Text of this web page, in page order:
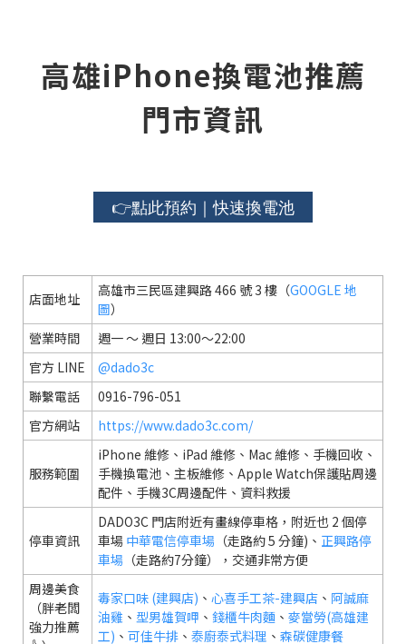
高雄iPhone換電池推薦
門市資訊
👉點此預約｜快速換電池
店面地址 高雄市三民區建興路 466 號 3 樓（GOOGLE 地
圖）
營業時間
週一 ～ 週日 13:00～22:00
官方 LINE
@dado3c
聯繫電話
0916-796-051
官方網站
https://www.dado3c.com/
服務範圍
iPhone 維修、iPad 維修、Mac 維修、手機回收、
手機換電池、主板維修、Apple Watch保護貼周邊
配件、手機3C周邊配件、資料救援
停車資訊
DADO3C 門店附近有畫線停車格，附近也 2 個停
車場 中華電信停車場 （走路約 5 分鐘)、 正興路停
車場 （走路約7分鐘），交通非常方便
周邊美食
（胖老闆
強力推薦
毒家口味 (建興店) 、 心喜手工茶-建興店、 阿誠麻
油雞 、 型男雄賀呷 、 錢櫃牛肉麵、 麥當勞(高雄建
工) 、 可佳牛排、 泰廚泰式料理 、 森碳健康餐